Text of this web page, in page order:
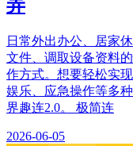
弄
日常外出办公、居家
文件、调取设备资料
作方式。想要轻松实
娱乐、应急操作等多
界趣连2.0。 极简连
2026-06-05